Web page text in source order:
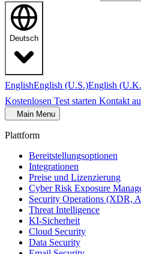
Deutsch
EnglishEnglish (U.S.)English
Kostenlosen Test starten Kontakt
Main Menu
Plattform
Bereitstellungsoptionen
Integrationen
Preise und Lizenzierung
Cyber Risk Exposure
Security Operations (XDR,
Threat Intelligence
KI-Sicherheit
Cloud Security
Data Security